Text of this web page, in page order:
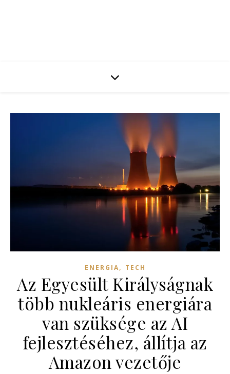
ENERGIA, TECH
Az Egyesült Királyságnak
több nukleáris energiára
van szüksége az AI
fejlesztéséhez, állítja az
Amazon vezetője